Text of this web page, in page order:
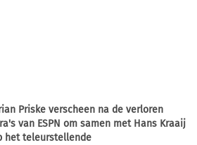
Priske verscheen na de verloren
van ESPN om samen met Hans Kraaij
het teleurstellende